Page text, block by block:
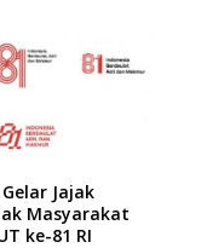
Jajak
Masyarakat
ke-81 RI